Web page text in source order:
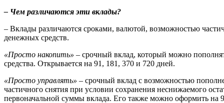
– Чем различаются эти вклады?
– Вклады различаются сроками, валютой, возможностью
денежных средств.
«Просто накопить» – срочный вклад, который можно
средства. Открывается на 91, 181, 370 и 720 дней.
«Просто управлять» – срочный вклад с возможностью
частичного снятия при условии сохранения неснижаемого
первоначальной суммы вклада. Его также можно оформить на